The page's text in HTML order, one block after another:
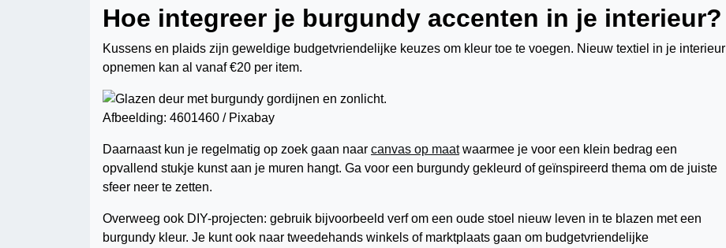
Hoe integreer je burgundy accenten in je interieur?
Kussens en plaids zijn geweldige budgetvriendelijke keuzes om kleur toe te voegen. Nieuw textiel in je interieur
opnemen kan al vanaf €20 per item.
Afbeelding: 4601460 / Pixabay
Daarnaast kun je regelmatig op zoek gaan naar canvas op maatwaarmee je voor een klein bedrag een
opvallend stukje kunst aan je muren hangt. Ga voor een burgundy gekleurd of geïnspireerd thema om de juiste
sfeer neer te zetten.
Overweeg ook DIY-projecten: gebruik bijvoorbeeld verf om een oude stoel nieuw leven in te blazen met een
burgundy kleur. Je kunt ook naar tweedehands winkels of marktplaats gaan om budgetvriendelijke